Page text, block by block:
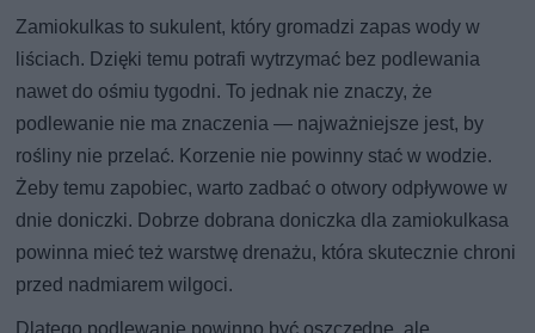
Zamiokulkas to sukulent, który gromadzi zapas wody w
liściach. Dzięki temu potrafi wytrzymać bez podlewania
nawet do ośmiu tygodni. To jednak nie znaczy, że
podlewanie nie ma znaczenia — najważniejsze jest, by
rośliny nie przelać. Korzenie nie powinny stać w wodzie.
Żeby temu zapobiec, warto zadbać o otwory odpływowe w
dnie doniczki. Dobrze dobrana doniczka dla zamiokulkasa
powinna mieć też warstwę drenażu, która skutecznie chroni
przed nadmiarem wilgoci.